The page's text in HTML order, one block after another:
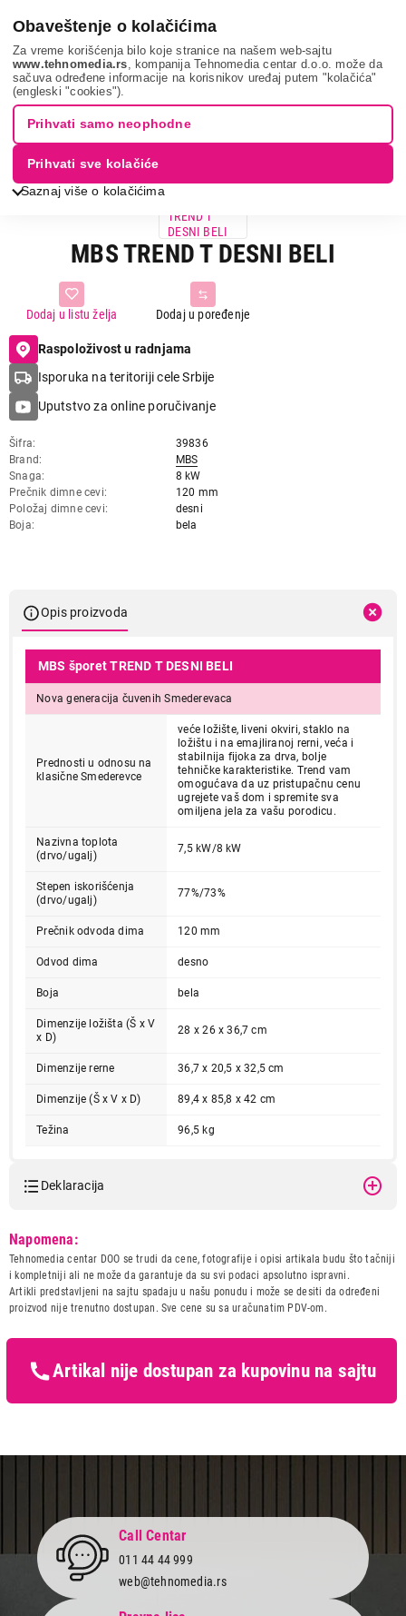
Obaveštenje o kolačićima
Za vreme korišćenja bilo koje stranice na našem web-sajtu
www.tehnomedia.rs , kompanija Tehnomedia centar d.o.o. može da
sačuva određene informacije na korisnikov uređaj putem "kolačića"
(engleski "cookies").
Saznaj više o kolačićima
Prihvati samo neophodne
Prihvati sve kolačiće
Mbs trend t des...
MBS TREND T DESNI BELI
Dodaj u poređenje
Dodaj u listu želja
Raspoloživost u radnjama
Isporuka na teritoriji cele Srbije
Uputstvo za online poručivanje
Šifra
39836
Brand
MBS
Snaga
8 kW
Prečnik dimne cevi
120 mm
Položaj dimne cevi
desni
Boja
bela
Opis proizvoda
MBS šporet TREND T DESNI BELI
Nova generacija čuvenih Smederevaca
Prednosti u odnosu na
klasične Smederevce
veće ložište, liveni okviri, staklo na
ložištu i na emajliranoj rerni, veća i
stabilnija fijoka za drva, bolje
tehničke karakteristike. Trend vam
omogućava da uz pristupačnu cenu
ugrejete vaš dom i spremite sva
omiljena jela za vašu porodicu.
Nazivna toplota
(drvo/ugalj)
7,5 kW/8 kW
Stepen iskorišćenja
(drvo/ugalj)
77%/73%
Prečnik odvoda dima 120 mm
Odvod dima desno
Boja bela
Dimenzije ložišta (Š x V
x D)
28 x 26 x 36,7 cm
Dimenzije rerne 36,7 x 20,5 x 32,5 cm
Dimenzije (Š x V x D) 89,4 x 85,8 x 42 cm
Težina 96,5 kg
Deklaracija
Naziv i vrsta robe:
SPORET I PEC NA DRVA I
PELET
Uvoznik:
Zemlja porekla:
Prava potrošača:
Zagarantovana sva prava
zaštiti potrošača
Napomena:
Tehnomedia centar DOO se trudi da cene, fotografije i opisi artikala budu što tačniji
i kompletniji ali ne može da garantuje da su svi podaci apsolutno ispravni.
Artikli predstavljeni na sajtu spadaju u našu ponudu i može se desiti da određeni
proizvod nije trenutno dostupan. Sve cene su sa uračunatim PDV-om.
Artikal nije dostupan za kupovinu na sajtu
52.999,00
ŠPORETI I PEĆI NA DRVA I PELET
Ukupno u korpi:0,00
Nastavi kupovinu
Završi kupovinu
Call Centar
011 44 44 999
web@tehnomedia.rs